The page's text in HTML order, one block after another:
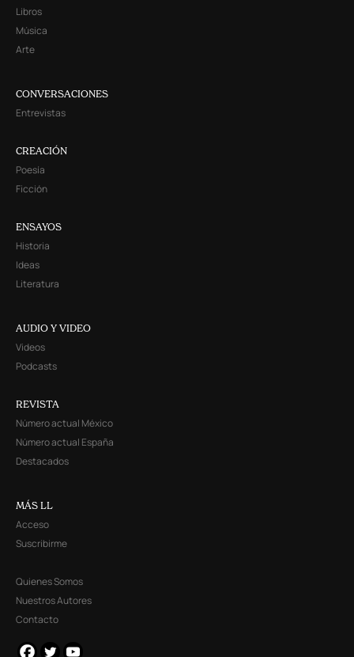
Libros
Música
Arte
CONVERSACIONES
Entrevistas
CREACIÓN
Poesía
Ficción
ENSAYOS
Historia
Ideas
Literatura
AUDIO Y VIDEO
Videos
Podcasts
REVISTA
Número actual México
Número actual España
Destacados
MÁS LL
Acceso
Suscribirme
Quienes Somos
Nuestros Autores
Contacto